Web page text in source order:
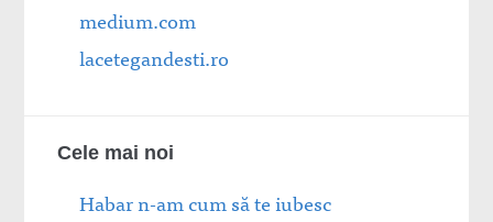
medium.com
lacetegandesti.ro
Cele mai noi
Habar n-am cum să te iubesc